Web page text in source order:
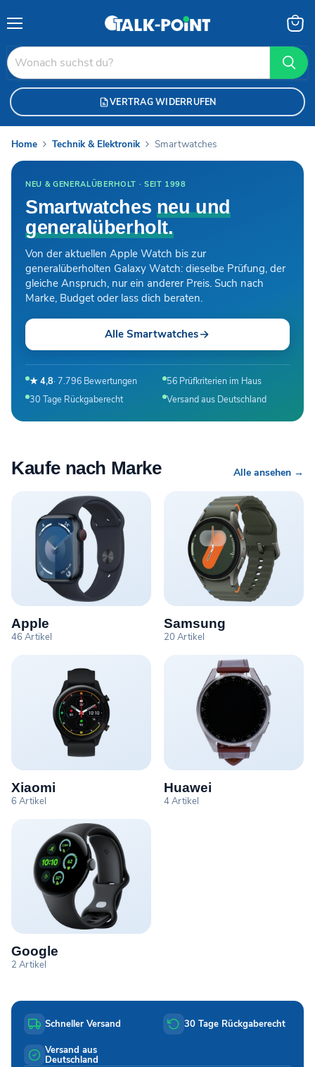
VERTRAG WIDERRUFEN
Home Technik & Elektronik Smartwatches
NEU & GENERALÜBERHOLT · SEIT 1998
Smartwatches neu und
generalüberholt.
Von der aktuellen Apple Watch bis zur
generalüberholten Galaxy Watch: dieselbe Prüfung, der
gleiche Anspruch, nur ein anderer Preis. Such nach
Marke, Budget oder lass dich beraten.
Alle Smartwatches
★ 4,8· 7.796 Bewertungen
56 Prüfkriterien im Haus
30 Tage Rückgaberecht
Versand aus Deutschland
Kaufe nach Marke Alle ansehen →
Apple
46 Artikel
Samsung
20 Artikel
Xiaomi
6 Artikel
Huawei
4 Artikel
Google
2 Artikel
Schneller Versand 30 Tage Rückgaberecht
Versand aus
Deutschland